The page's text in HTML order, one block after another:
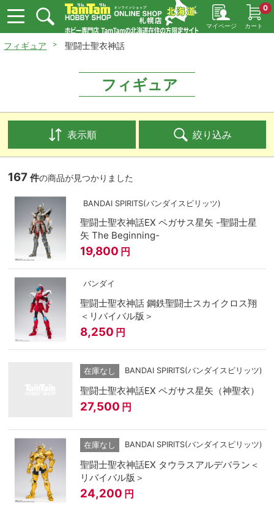
マイページ カート
0
フィギュア 聖闘士聖衣神話
フィギュア
表示順 絞り込み
167 件の商品が見つかりました
BANDAI SPIRITS(バンダイスピリッツ)
聖闘士聖衣神話EX ペガサス星矢 -聖闘士星
矢 The Beginning-
19,800 円
バンダイ
聖闘士聖衣神話 鋼鉄聖闘士スカイクロス翔
＜リバイバル版＞
8,250 円
在庫なし BANDAI SPIRITS(バンダイスピリッツ)
聖闘士聖衣神話EX ペガサス星矢（神聖衣）
27,500 円
在庫なし BANDAI SPIRITS(バンダイスピリッツ)
聖闘士聖衣神話EX タウラスアルデバラン＜
リバイバル版＞
24,200 円